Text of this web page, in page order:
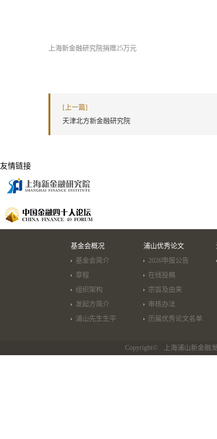
上海新金融研究院捐赠25万元
[上一篇]
天津北方新金融研究院
友情链接
基金会概况
基金会简介
章程
组织架构
发起方简介
浦山先生生平
浦山优秀论文
2026申报公告
在线投稿
宗旨及由来
审核办法
历届优秀论文名单
Copyright© 上海浦山新金融